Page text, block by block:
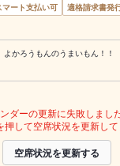
マート支払い可 適格請求書発
よかろうもんのうまいもん！！
ダーの更新に失敗しました
して空席状況を更新して
空席状況を更新する